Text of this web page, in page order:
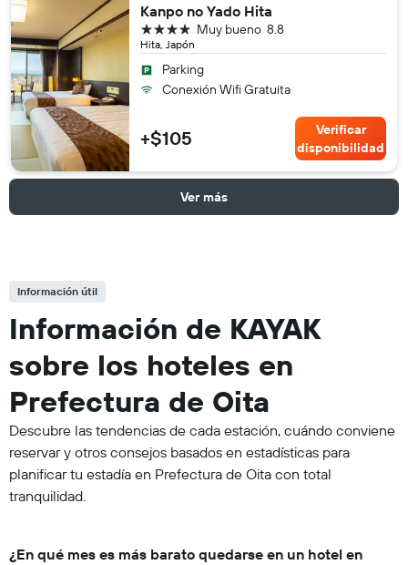
Kanpo no Yado Hita
Hita, Japón
8.8
Muy bueno
4 estrellas
Parking
Conexión Wifi Gratuita
+$105
Verificar
disponibilidad
Ver más
Información útil
Información de KAYAK
sobre los hoteles en
Prefectura de Oita
Descubre las tendencias de cada estación, cuándo conviene
reservar y otros consejos basados en estadísticas para
planificar tu estadía en Prefectura de Oita con total
tranquilidad.
¿En qué mes es más barato quedarse en un hotel en